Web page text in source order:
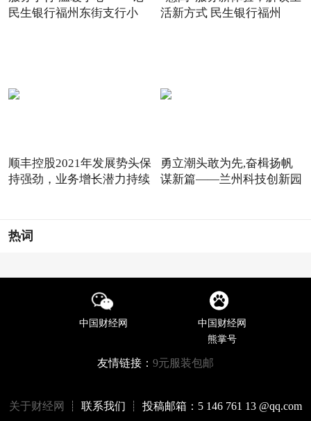
民生银行福州东街支行小
活新方式 民生银行福州
顺丰控股2021年发展势头保
持强劲，业务增长潜力持续
勇立潮头敢为先,奋楫扬帆
谋新篇——兰州科技创新园
热词
中国财经网
中国财经网
熊掌号
友情链接： 9元服装包邮
关于财经网 ┊ 联系我们 ┊ 投稿邮箱：5 146 761 13 @qq.com